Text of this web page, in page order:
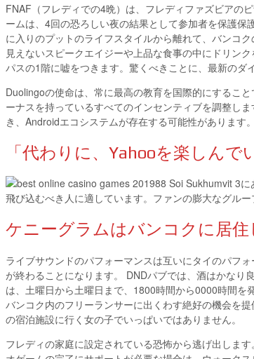
FNAF（フレディでの4晩）は、フレディファズビアの
ームは、4回の恐ろしい夜の結果として参加者を保護
に入りのプットのライフスタイルから離れて、バンコ
見えないスピークエイジーや上品な食事の中にドリン
パスの1階に嘘をつきます。驚くべきことに、最新のダ
Duolingoの使命は、常に最高の教育を国際的にするこ
ーナスを持っているすべてのインセンティブを調整し
き、Androidエコシステムが存在する可能性があります
「代わりに、Yahooを楽しん
88 Soi Sukhumvit 3
飛び込むべき人に適しています。ファンの膨大なグル
ケニーグラムはバンコクに居
ライブサウンドのパフォーマンスは互いにタイのパフ
が終わることになります。 DNDパブでは、酒はかな
は、土曜日から土曜日まで、1800時間から0000時間を
バンコク内のフリーランサーに出くわす絶好の機会を
の宿泊施設に行く女の子でいっぱいではありません。
フレディの家庭に設定されている恐怖から逃げ出しま